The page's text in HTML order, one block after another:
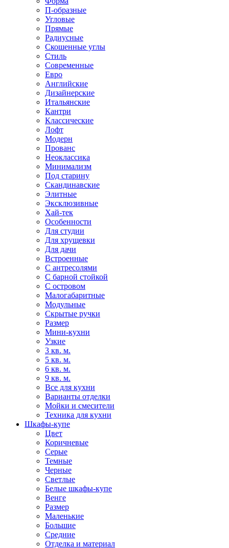
П-образные
Угловые
Прямые
Радиусные
Скошенные углы
Стиль
Современные
Евро
Английские
Дизайнерские
Итальянские
Кантри
Классические
Лофт
Модерн
Прованс
Неоклассика
Минимализм
Под старину
Скандинавские
Элитные
Эксклюзивные
Хай-тек
Особенности
Для студии
Для хрущевки
Для дачи
Встроенные
С антресолями
С барной стойкой
С островом
Малогабаритные
Модульные
Скрытые ручки
Размер
Мини-кухни
Узкие
3 кв. м.
5 кв. м.
6 кв. м.
9 кв. м.
Все для кухни
Варианты отделки
Мойки и смесители
Техника для кухни
Шкафы-купе
Цвет
Коричневые
Серые
Темные
Черные
Светлые
Белые шкафы-купе
Венге
Размер
Маленькие
Большие
Средние
Отделка и материал